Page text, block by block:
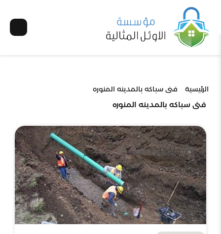
الرئيسية فنى سباكه بالمدينه المنوره
فنى سباكه بالمدينه المنوره